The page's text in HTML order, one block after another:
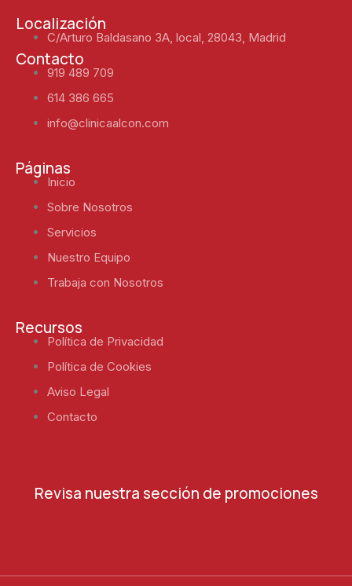
Localización
C/Arturo Baldasano 3A, local, 28043, Madrid
Contacto
919 489 709
614 386 665
info@clinicaalcon.com
Páginas
Inicio
Sobre Nosotros
Servicios
Nuestro Equipo
Trabaja con Nosotros
Recursos
Política de Privacidad
Política de Cookies
Aviso Legal
Contacto
Revisa nuestra sección de promociones